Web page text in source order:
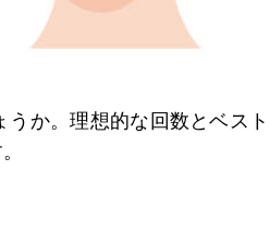
か。理想的な回数とベスト